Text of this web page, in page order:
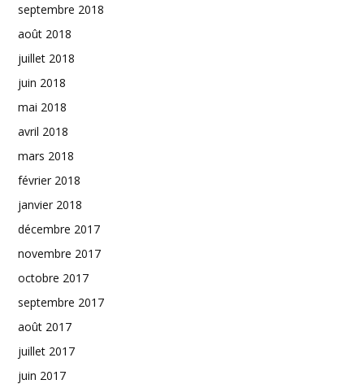
septembre 2018
août 2018
juillet 2018
juin 2018
mai 2018
avril 2018
mars 2018
février 2018
janvier 2018
décembre 2017
novembre 2017
octobre 2017
septembre 2017
août 2017
juillet 2017
juin 2017